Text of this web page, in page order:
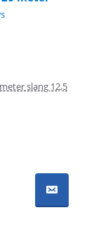
slang 12,5